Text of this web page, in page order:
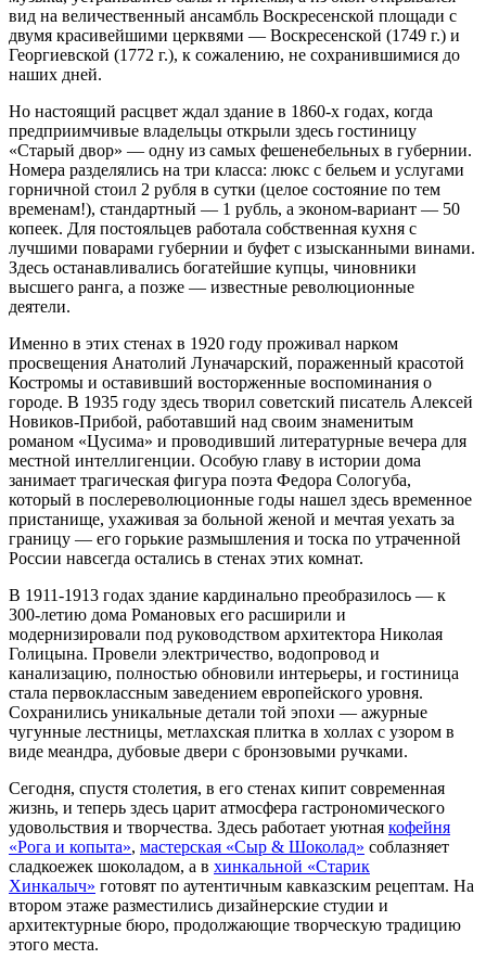
вид на величественный ансамбль Воскресенской площади с
двумя красивейшими церквями — Воскресенской (1749 г.) и
Георгиевской (1772 г.), к сожалению, не сохранившимися до
наших дней.
Но настоящий расцвет ждал здание в 1860-х годах, когда
предприимчивые владельцы открыли здесь гостиницу
«Старый двор» — одну из самых фешенебельных в губернии.
Номера разделялись на три класса: люкс с бельем и услугами
горничной стоил 2 рубля в сутки (целое состояние по тем
временам!), стандартный — 1 рубль, а эконом-вариант — 50
копеек. Для постояльцев работала собственная кухня с
лучшими поварами губернии и буфет с изысканными винами.
Здесь останавливались богатейшие купцы, чиновники
высшего ранга, а позже — известные революционные
деятели.
Именно в этих стенах в 1920 году проживал нарком
просвещения Анатолий Луначарский, пораженный красотой
Костромы и оставивший восторженные воспоминания о
городе. В 1935 году здесь творил советский писатель Алексей
Новиков-Прибой, работавший над своим знаменитым
романом «Цусима» и проводивший литературные вечера для
местной интеллигенции. Особую главу в истории дома
занимает трагическая фигура поэта Федора Сологуба,
который в послереволюционные годы нашел здесь временное
пристанище, ухаживая за больной женой и мечтая уехать за
границу — его горькие размышления и тоска по утраченной
России навсегда остались в стенах этих комнат.
В 1911-1913 годах здание кардинально преобразилось — к
300-летию дома Романовых его расширили и
модернизировали под руководством архитектора Николая
Голицына. Провели электричество, водопровод и
канализацию, полностью обновили интерьеры, и гостиница
стала первоклассным заведением европейского уровня.
Сохранились уникальные детали той эпохи — ажурные
чугунные лестницы, метлахская плитка в холлах с узором в
виде меандра, дубовые двери с бронзовыми ручками.
Сегодня, спустя столетия, в его стенах кипит современная
жизнь, и теперь здесь царит атмосфера гастрономического
удовольствия и творчества. Здесь работает уютная кофейня
«Рога и копыта», мастерская «Сыр & Шоколад» соблазняет
сладкоежек шоколадом, а в хинкальной «Старик
Хинкалыч» готовят по аутентичным кавказским рецептам. На
втором этаже разместились дизайнерские студии и
архитектурные бюро, продолжающие творческую традицию
этого места.